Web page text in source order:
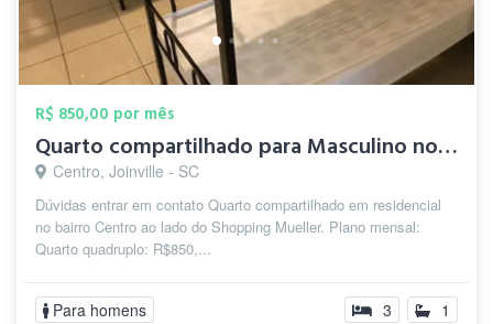
R$ 850,00 por mês
Quarto compartilhado para Masculino no C...
Centro, Joinville - SC
Dúvidas entrar em contato Quarto compartilhado em residencial
no bairro Centro ao lado do Shopping Mueller. Plano mensal:
Quarto quadruplo: R$850,...
Para homens 3 1